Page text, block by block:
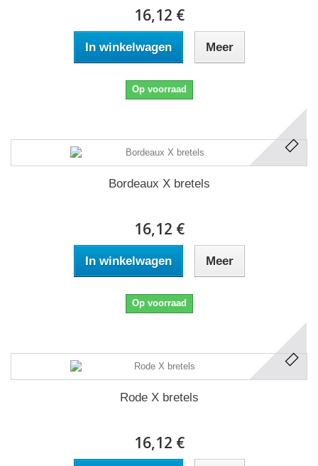
16,12 €
In winkelwagen Meer
Op voorraad
Bordeaux X bretels
16,12 €
In winkelwagen Meer
Op voorraad
Rode X bretels
16,12 €